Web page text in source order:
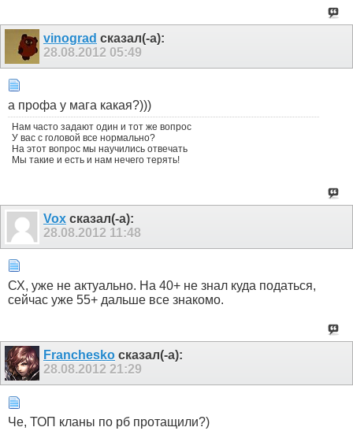
vinograd сказал(-а):
28.08.2012 05:49
а профа у мага какая?)))
Нам часто задают один и тот же вопрос
У вас с головой все нормально?
На этот вопрос мы научились отвечать
Мы такие и есть и нам нечего терять!
Vox сказал(-а):
28.08.2012 11:48
СХ, уже не актуально. На 40+ не знал куда податься,
сейчас уже 55+ дальше все знакомо.
Franchesko сказал(-а):
28.08.2012 21:29
Че, ТОП кланы по рб протащили?)